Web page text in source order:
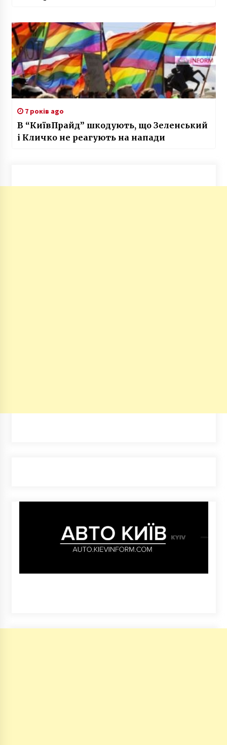
7 років ago
В “КиївПрайд” шкодують, що Зеленський
і Кличко не реагують на напади